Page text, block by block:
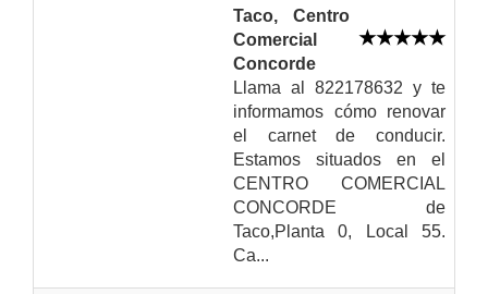
Taco, Centro
Comercial
Concorde
Llama al 822178632 y te
informamos cómo renovar
el carnet de conducir.
Estamos situados en el
CENTRO COMERCIAL
CONCORDE de
Taco,Planta 0, Local 55.
Ca...